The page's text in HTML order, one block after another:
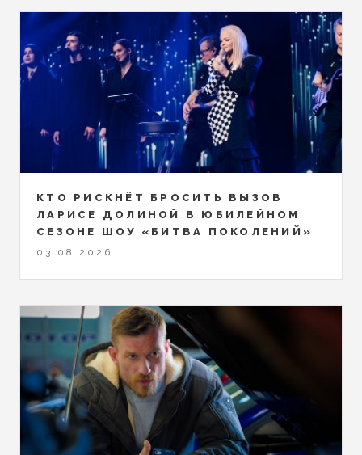
КТО РИСКНЁТ БРОСИТЬ ВЫЗОВ
ЛАРИСЕ ДОЛИНОЙ В ЮБИЛЕЙНОМ
СЕЗОНЕ ШОУ «БИТВА ПОКОЛЕНИЙ»
03.08.2026